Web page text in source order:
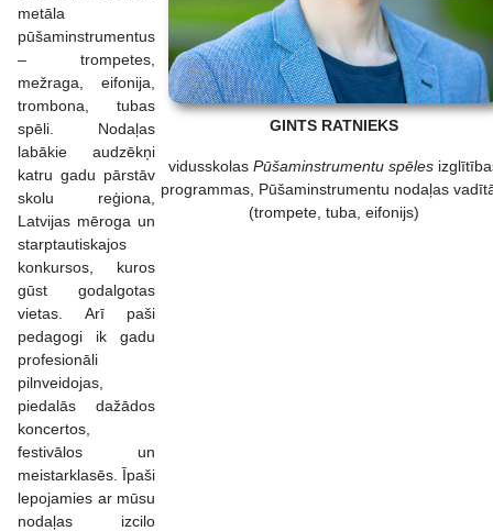
metāla
pūšaminstrumentus
– trompetes,
mežraga, eifonija,
trombona, tubas
spēli. Nodaļas
labākie audzēkņi
katru gadu pārstāv
skolu reģiona,
Latvijas mēroga un
starptautiskajos
konkursos, kuros
gūst godalgotas
vietas. Arī paši
pedagogi ik gadu
profesionāli
pilnveidojas,
piedalās dažādos
koncertos,
festivālos un
meistarklasēs. Īpaši
lepojamies ar mūsu
nodaļas izcilo
GINTS RATNIEKS
vidusskolas Pūšaminstrumentu spēles
programmas, Pūšaminstrumentu nodaļas
(trompete, tuba, eifonijs)